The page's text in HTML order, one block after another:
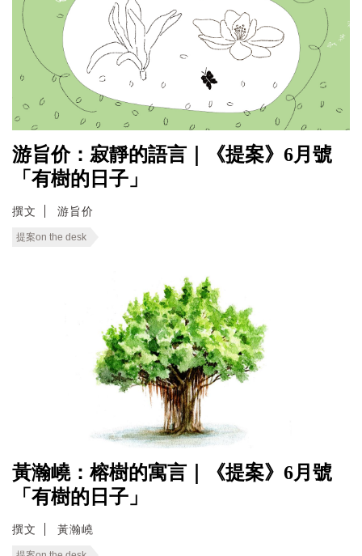
游旨价：寂靜的語言｜《提案》6月號
「有樹的日子」
撰文 游旨价
提案on the desk
黃瀚嶢：榕樹的寓言｜《提案》6月號
「有樹的日子」
撰文 黃瀚嶢